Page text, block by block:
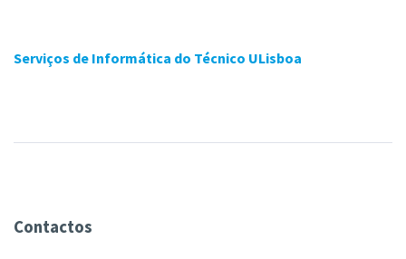
Serviços de Informática do Técnico ULisboa
Contactos